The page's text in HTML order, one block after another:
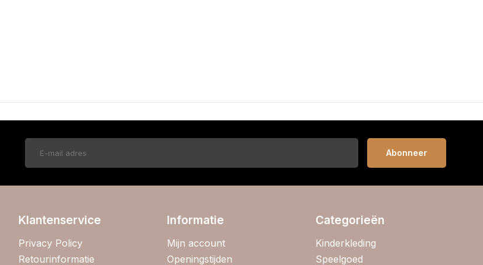
Abonneer
Klantenservice
Privacy Policy
Retourinformatie
Informatie
Mijn account
Openingstijden
Categorieën
Kinderkleding
Speelgoed